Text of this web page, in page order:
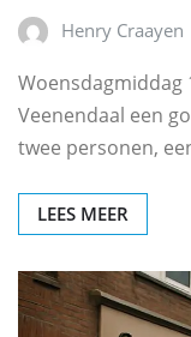
Henry Craayen
Woensdagmiddag
Veenendaal een
twee personen,
LEES MEER